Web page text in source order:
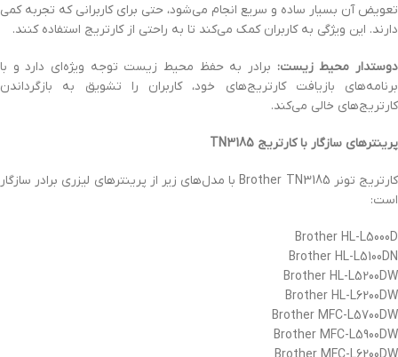
تعویض آن بسیار ساده و سریع انجام می‌شود، حتی برای کاربرانی که تجربه کمی
دارند. این ویژگی به کاربران کمک می‌کند تا به راحتی از کارتریج استفاده کنند.
دوستدار محیط زیست: برادر به حفظ محیط زیست توجه ویژه‌ای دارد و با
برنامه‌های بازیافت کارتریج‌های خود، کاربران را تشویق به بازگرداندن
کارتریج‌های خالی می‌کند.
پرینترهای سازگار با کارتریج TN3185
کارتریج تونر Brother TN3185 با مدل‌های زیر از پرینترهای لیزری برادر سازگار
است:
Brother HL-L5000D
Brother HL-L5100DN
Brother HL-L5200DW
Brother HL-L6200DW
Brother MFC-L5700DW
Brother MFC-L5900DW